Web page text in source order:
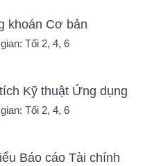
khoán Cơ bản
Tối 2, 4, 6
Kỹ thuật Ứng dụng
Tối 2, 4, 6
Báo cáo Tài chính